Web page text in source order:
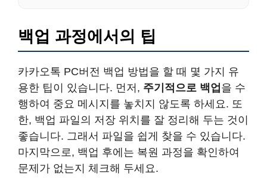
백업 과정에서의 팁
카카오톡 PC버전 백업 방법을 할 때 몇 가지 유
용한 팁이 있습니다. 먼저, 주기적으로 백업 을 수
행하여 중요 메시지를 놓치지 않도록 하세요. 또
한, 백업 파일의 저장 위치를 잘 정리해 두는 것이
좋습니다. 그래서 파일을 쉽게 찾을 수 있습니다.
마지막으로, 백업 후에는 복원 과정을 확인하여
문제가 없는지 체크해 두세요.